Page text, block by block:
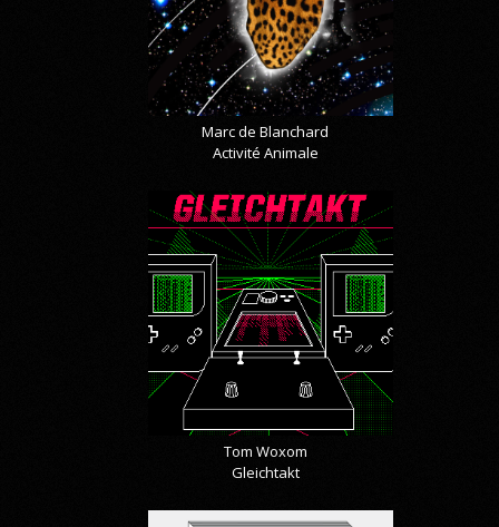
Marc de Blanchard
Activité Animale
Tom Woxom
Gleichtakt